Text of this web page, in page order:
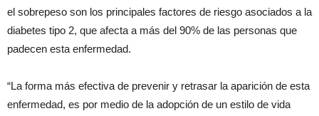
el sobrepeso son los principales factores de riesgo asociados a la
diabetes tipo 2, que afecta a más del 90% de las personas que
padecen esta enfermedad.
“La forma más efectiva de prevenir y retrasar la aparición de esta
enfermedad, es por medio de la adopción de un estilo de vida